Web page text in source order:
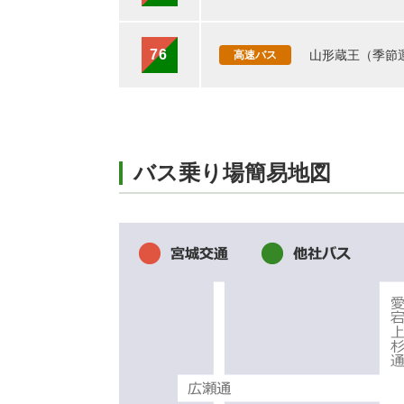
76 高速バス 山形蔵王（季節
バス乗り場簡易地図